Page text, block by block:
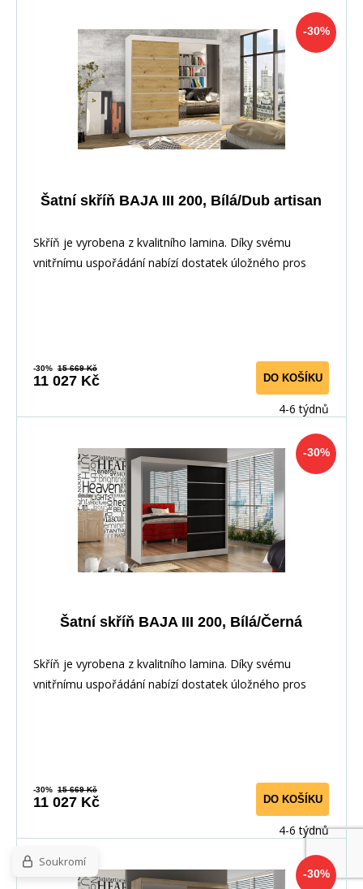
-30%
Šatní skříň BAJA III 200, Bílá/Dub artisan
Skříň je vyrobena z kvalitního lamina. Díky svému
vnitřnímu uspořádání nabízí dostatek úložného pros
-30% 15 669 Kč
11 027 Kč DO KOŠÍKU
4-6 týdnů
-30%
Šatní skříň BAJA III 200, Bílá/Černá
Skříň je vyrobena z kvalitního lamina. Díky svému
vnitřnímu uspořádání nabízí dostatek úložného pros
-30% 15 669 Kč
11 027 Kč DO KOŠÍKU
4-6 týdnů
-30%
Soukromí